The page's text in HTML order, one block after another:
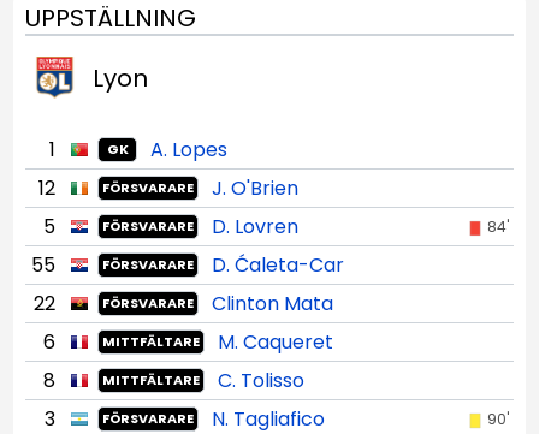
UPPSTÄLLNING
Lyon
1 GK
A. Lopes
12
FÖRSVARARE
J. O'Brien
5
FÖRSVARARE D. Lovren 84'
55 FÖRSVARARE
D. Ćaleta-Car
22
FÖRSVARARE
Clinton Mata
6
MITTFÄLTARE
M. Caqueret
8
MITTFÄLTARE
C. Tolisso
3
FÖRSVARARE N. Tagliafico 90'